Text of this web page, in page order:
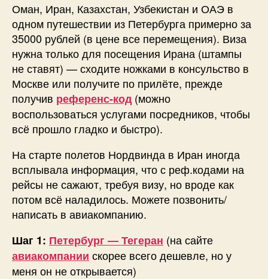
Оман, Иран, Казахстан, Узбекистан и ОАЭ в
одном путешествии из Петербурга примерно за
35000 рублей (в цене все перемещения). Виза
нужна только для посещения Ирана (штампы
не ставят) — сходите ножками в консульство в
Москве или получите по прилёте, прежде
получив референс-код (можно
воспользоваться услугами посредников, чтобы
всё прошло гладко и быстро).
На старте полетов Нордвинда в Иран иногда
всплывала информация, что с реф.кодами на
рейсы не сажают, требуя визу, но вроде как
потом всё наладилось. Можете позвонить/
написать в авиакомпанию.
Шаг 1: Петербург — Тегеран (на сайте
авиакомпании скорее всего дешевле, но у
меня он не открывается)